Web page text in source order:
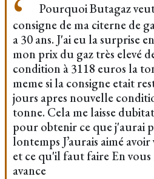
Pourquoi Butagaz
consigne de ma citerne de
a 30 ans. J'ai eu la surprise
mon prix du gaz très elevé
condition à 3118 euros la
meme si la consigne etait
jours apres nouvelle
tonne. Cela me laisse
pour obtenir ce que j'aurai
lontemps J’aurais aimé
et ce qu'il faut faire En
avance